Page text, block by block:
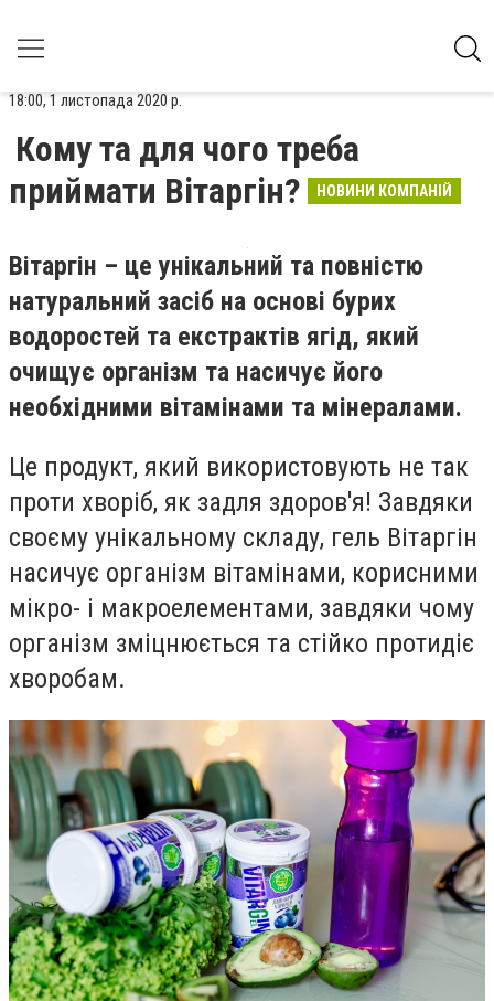
18:00, 1 листопада 2020 р.
Кому та для чого треба
приймати Вітаргін?
НОВИНИ КОМПАНІЙ
Вітаргін – це унікальний та повністю
натуральний засіб на основі бурих
водоростей та екстрактів ягід, який
очищує організм та насичує його
необхідними вітамінами та мінералами.
Це продукт, який використовують не так
проти хворіб, як задля здоров'я! Завдяки
своєму унікальному складу, гель Вітаргін
насичує організм вітамінами, корисними
мікро- і макроелементами, завдяки чому
організм зміцнюється та стійко протидіє
хворобам.